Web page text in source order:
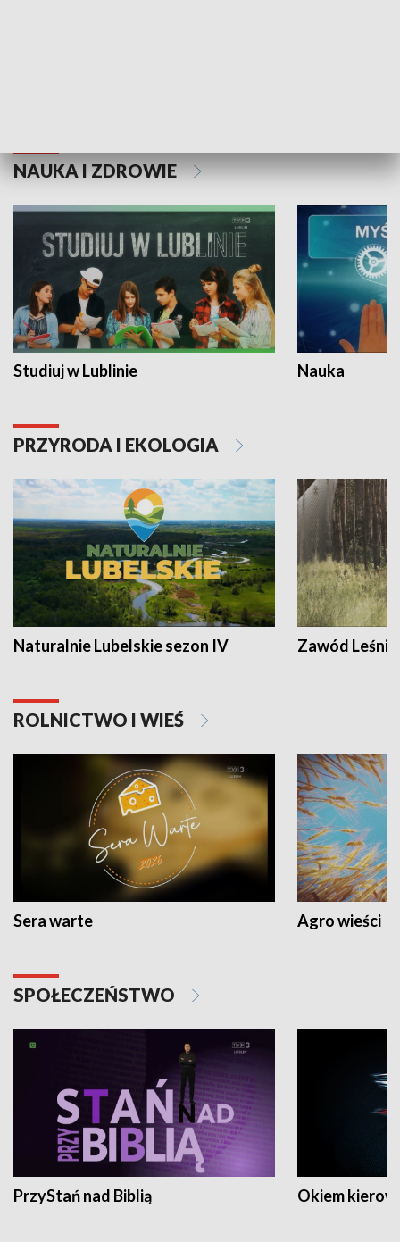
NAUKA I ZDROWIE
Studiuj w Lublinie Nauka
PRZYRODA I EKOLOGIA
Naturalnie Lubelskie sezon IV Zawód Leśnik
ROLNICTWO I WIEŚ
Sera warte Agro wieści
SPOŁECZEŃSTWO
PrzyStań nad Biblią Okiem